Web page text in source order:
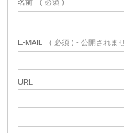
名前 ( 必須 )
E-MAIL ( 必須 ) - 公開されま
URL